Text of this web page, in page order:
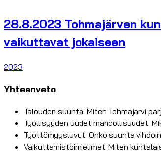
28.8.2023 Tohmajärven
vaikuttavat jokaiseen
2023
Yhteenveto
Talouden suunta: Miten Tohmajärvi
Työllisyyden uudet mahdollisuudet:
Työttömyysluvut: Onko suunta
Vaikuttamistoimielimet: Miten